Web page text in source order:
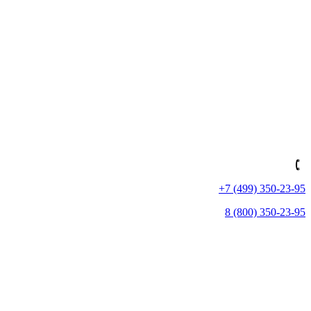
+7 (499) 350-23-95
8 (800) 350-23-95